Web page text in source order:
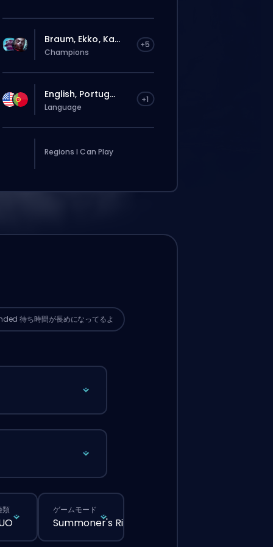
Braum, Ekko, Ka... +5
Champions
English, Portug... +1
Language
Regions I Can Play
待ち時間が長めになってるよ
類 ゲームモード
Summoner's Rift